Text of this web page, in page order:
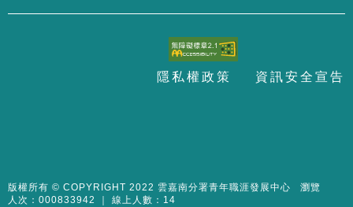
隱 私 權政 策 資 訊安全 宣 告
版權所有 © COPYRIGHT 2022 雲嘉南分署青年職涯發展中心 瀏覽
人次：000833942 ｜ 線上人數：14